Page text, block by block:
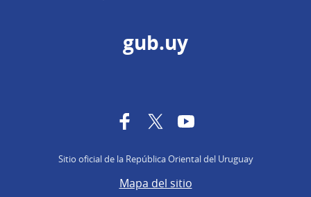
gub.uy
FacebookTwitterYouTube
Sitio oficial de la República Oriental del Uruguay
Mapa del sitio